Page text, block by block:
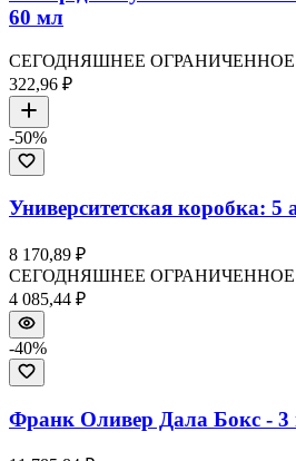
60 мл
СЕГОДНЯШНЕЕ
322,96 ₽
-50%
Университетская коробка: 5
8 170,89 ₽
СЕГОДНЯШНЕЕ
4 085,44 ₽
-40%
Франк Оливер Дала Бокс - 3